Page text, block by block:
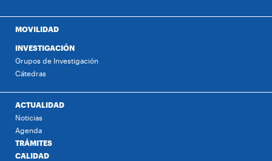
MOVILIDAD
INVESTIGACIÓN
Grupos de Investigación
Cátedras
ACTUALIDAD
Noticias
Agenda
TRÁMITES
CALIDAD